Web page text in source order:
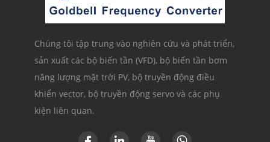
Chúng tôi tập trung vào nghiên cứu và phát triển,
sản xuất các bộ biến tần (VFD), bộ biến tần bơm
năng lượng mặt trời PV, bộ truyền động điều
khiển vector, bộ truyền động servo và các phụ
kiện liên quan.